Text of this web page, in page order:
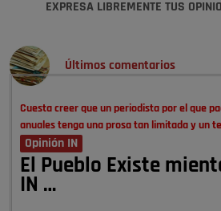
EXPRESA LIBREMENTE TUS
Últimos comentarios
Cuesta creer que un periodista por el que
anuales tenga una prosa tan limitada y un
Opinión IN
El Pueblo Existe
IN …